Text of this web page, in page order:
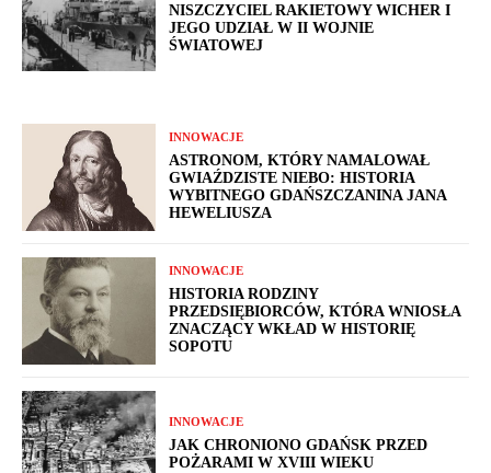
NISZCZYCIEL RAKIETOWY WICHER I
JEGO UDZIAŁ W II WOJNIE
ŚWIATOWEJ
INNOWACJE
ASTRONOM, KTÓRY NAMALOWAŁ
GWIAŹDZISTE NIEBO: HISTORIA
WYBITNEGO GDAŃSZCZANINA JANA
HEWELIUSZA
INNOWACJE
HISTORIA RODZINY
PRZEDSIĘBIORCÓW, KTÓRA WNIOSŁA
ZNACZĄCY WKŁAD W HISTORIĘ
SOPOTU
INNOWACJE
JAK CHRONIONO GDAŃSK PRZED
POŻARAMI W XVIII WIEKU